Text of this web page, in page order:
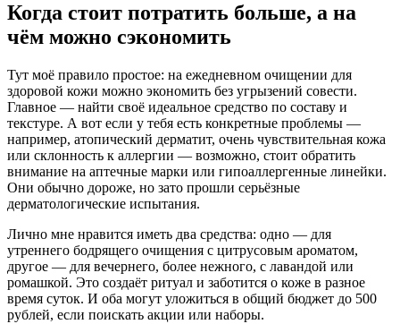
Когда стоит потратить больше, а на
чём можно сэкономить
Тут моё правило простое: на ежедневном очищении для
здоровой кожи можно экономить без угрызений совести.
Главное — найти своё идеальное средство по составу и
текстуре. А вот если у тебя есть конкретные проблемы —
например, атопический дерматит, очень чувствительная кожа
или склонность к аллергии — возможно, стоит обратить
внимание на аптечные марки или гипоаллергенные линейки.
Они обычно дороже, но зато прошли серьёзные
дерматологические испытания.
Лично мне нравится иметь два средства: одно — для
утреннего бодрящего очищения с цитрусовым ароматом,
другое — для вечернего, более нежного, с лавандой или
ромашкой. Это создаёт ритуал и заботится о коже в разное
время суток. И оба могут уложиться в общий бюджет до 500
рублей, если поискать акции или наборы.